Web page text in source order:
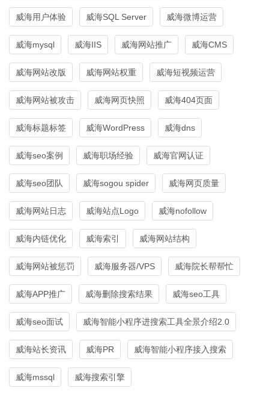
威海用户体验 威海SQL Server 威海微博运营
威海mysql 威海IIS 威海网站推广 威海CMS
威海网站改版 威海网站权重 威海短视频运营
威海网站被攻击 威海网页快照 威海404页面
威海标题标签 威海WordPress 威海dns
威海seo案例 威海职场经验 威海官网认证
威海seo团队 威海sogou spider 威海网页质量
威海网站日志 威海站点Logo 威海nofollow
威海内链优化 威海索引 威海网站结构
威海网站被惩罚 威海服务器/VPS 威海院长帮帮忙
威海APP推广 威海删除搜索结果 威海seo工具
威海seo面试 威海智能小程序进搜索工具全景介绍2.0
威海站长资讯 威海PR 威海智能小程序接入搜索
威海mssql 威海搜索引擎